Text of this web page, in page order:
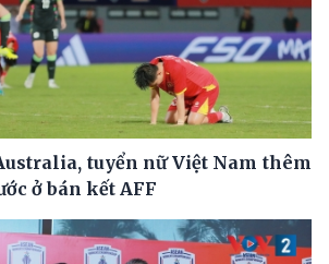
tuyển nữ Việt Nam thêm
ở bán kết AFF